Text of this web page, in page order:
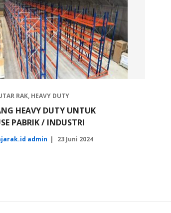
RAK, HEAVY DUTY
HEAVY DUTY UNTUK
PABRIK / INDUSTRI
admin 23 Juni 2024